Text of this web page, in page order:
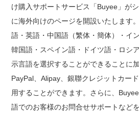
け購入サポートサービス「Buyee」が
に海外向けのページを開設いたします
語・英語・中国語（繁体・簡体）・イ
韓国語・スペイン語・ドイツ語・ロシ
示言語を選択することができることに
PayPal、Alipay、銀聯クレジットカー
用することができます。さらに、
語でのお客様のお問合せサポートなど